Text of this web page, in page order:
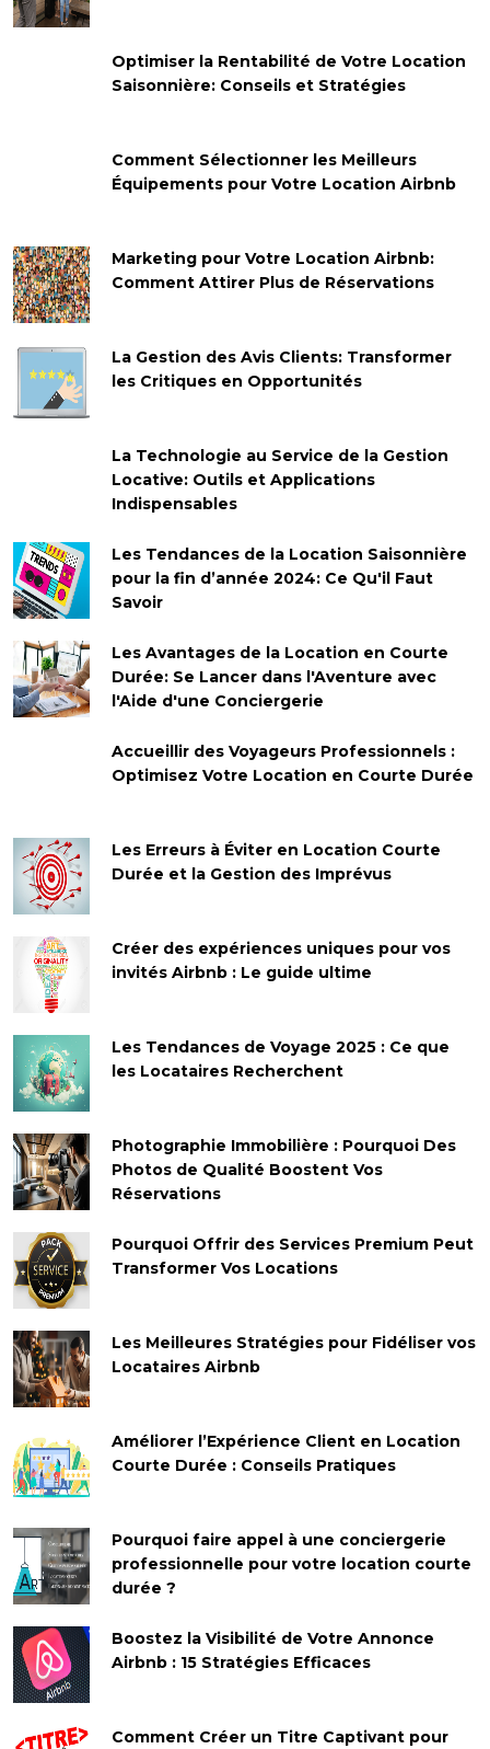
Optimiser la Rentabilité de Votre Location
Saisonnière: Conseils et Stratégies
Comment Sélectionner les Meilleurs
Équipements pour Votre Location Airbnb
Marketing pour Votre Location Airbnb:
Comment Attirer Plus de Réservations
La Gestion des Avis Clients: Transformer
les Critiques en Opportunités
La Technologie au Service de la Gestion
Locative: Outils et Applications
Indispensables
Les Tendances de la Location Saisonnière
pour la fin d’année 2024: Ce Qu'il Faut
Savoir
Les Avantages de la Location en Courte
Durée: Se Lancer dans l'Aventure avec
l'Aide d'une Conciergerie
Accueillir des Voyageurs Professionnels :
Optimisez Votre Location en Courte Durée
Les Erreurs à Éviter en Location Courte
Durée et la Gestion des Imprévus
Créer des expériences uniques pour vos
invités Airbnb : Le guide ultime
Les Tendances de Voyage 2025 : Ce que
les Locataires Recherchent
Photographie Immobilière : Pourquoi Des
Photos de Qualité Boostent Vos
Réservations
Pourquoi Offrir des Services Premium Peut
Transformer Vos Locations
Les Meilleures Stratégies pour Fidéliser vos
Locataires Airbnb
Améliorer l’Expérience Client en Location
Courte Durée : Conseils Pratiques
Pourquoi faire appel à une conciergerie
professionnelle pour votre location courte
durée ?
Boostez la Visibilité de Votre Annonce
Airbnb : 15 Stratégies Efficaces
Comment Créer un Titre Captivant pour